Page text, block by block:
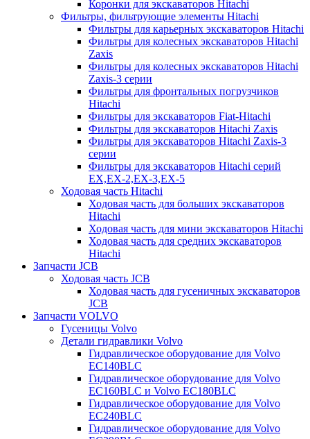
Коронки для экскаваторов Hitachi
Фильтры, фильтрующие элементы Hitachi
Фильтры для карьерных экскаваторов Hitachi
Фильтры для колесных экскаваторов Hitachi
Zaxis
Фильтры для колесных экскаваторов Hitachi
Zaxis-3 серии
Фильтры для фронтальных погрузчиков
Hitachi
Фильтры для экскаваторов Fiat-Hitachi
Фильтры для экскаваторов Hitachi Zaxis
Фильтры для экскаваторов Hitachi Zaxis-3
серии
Фильтры для экскаваторов Hitachi серий
EX,EX-2,EX-3,EX-5
Ходовая часть Hitachi
Ходовая часть для больших экскаваторов
Hitachi
Ходовая часть для мини экскаваторов Hitachi
Ходовая часть для средних экскаваторов
Hitachi
Запчасти JCB
Ходовая часть JCB
Ходовая часть для гусеничных экскаваторов
JCB
Запчасти VOLVO
Гусеницы Volvo
Детали гидравлики Volvo
Гидравлическое оборудование для Volvo
EC140BLC
Гидравлическое оборудование для Volvo
EC160BLC и Volvo EC180BLC
Гидравлическое оборудование для Volvo
EC240BLC
Гидравлическое оборудование для Volvo